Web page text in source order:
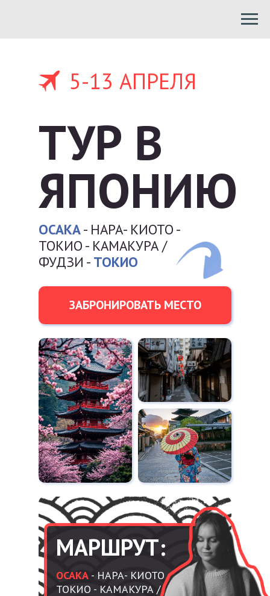
ТУР В
ЯПОНИЮ
ОСАКА- НАРА- КИОТО -
ТОКИО - КАМАКУРА /
ФУДЗИ - ТОКИО
ЗАБРОНИРОВАТЬ МЕСТО
5-13 АПРЕЛЯ
МАРШРУТ:
ОСАКА - НАРА- КИОТО -
ТОКИО - КАМАКУРА /